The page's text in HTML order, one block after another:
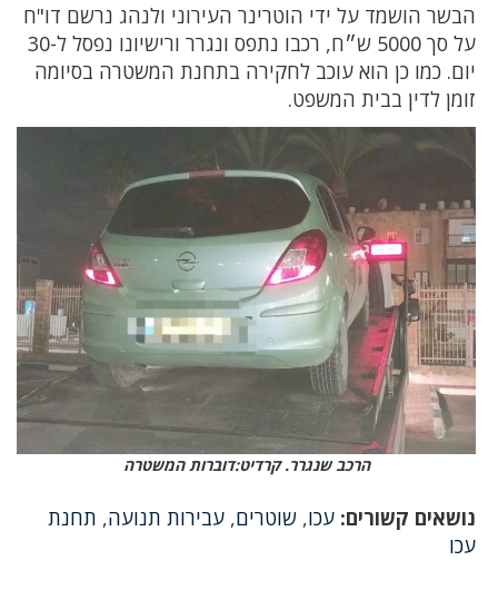
הבשר הושמד על ידי הוטרינר העירוני ולנהג נרשם דו"ח
על סך 5000 ש״ח, רכבו נתפס ונגרר ורישיונו נפסל ל-30
יום. כמו כן הוא עוכב לחקירה בתחנת המשטרה בסיומה
זומן לדין בבית המשפט.
הרכב שנגרר. קרדיט:דוברות המשטרה
נושאים קשורים: עכו, שוטרים, עבירות תנועה, תחנת
עכו